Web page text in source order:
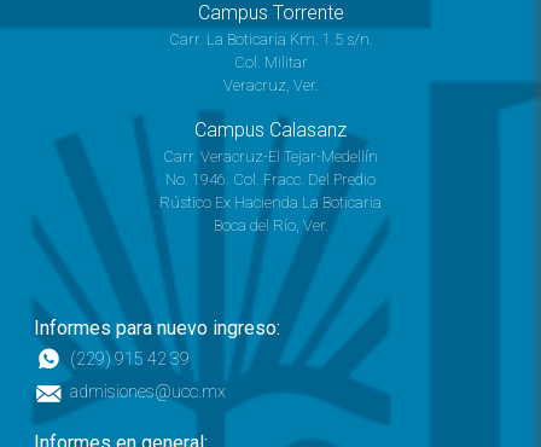
Campus Torrente
Carr. La Boticaria Km. 1.5 s/n.
Col. Militar
Veracruz, Ver.
Campus Calasanz
Carr. Veracruz-El Tejar-Medellín
No. 1946. Col. Fracc. Del Predio
Rústico Ex Hacienda La Boticaria
Boca del Río, Ver.
Informes para nuevo ingreso:
(229) 915 42 39
admisiones@ucc.mx
Informes en general: